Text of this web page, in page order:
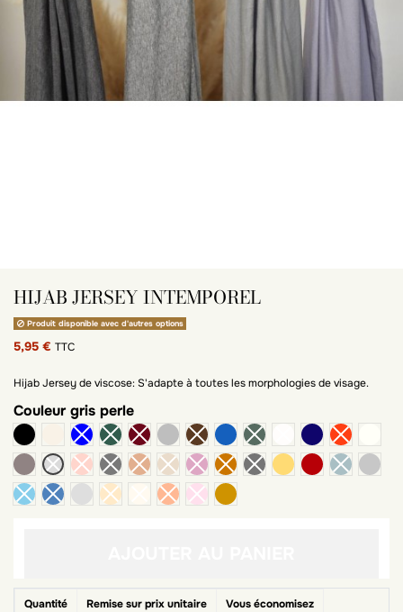
HIJAB JERSEY INTEMPOREL
Produit disponible avec d'autres options
5,95 € TTC
Hijab Jersey de viscose: S'adapte à toutes les morphologies de visage.
Couleurgris perle
noir
beige gris chiné clair
bleu jean bleu nuit
taupe foncé
moutarde
brique
gris clair
camel foncé
Quantité Remise sur prix unitaire Vous économisez